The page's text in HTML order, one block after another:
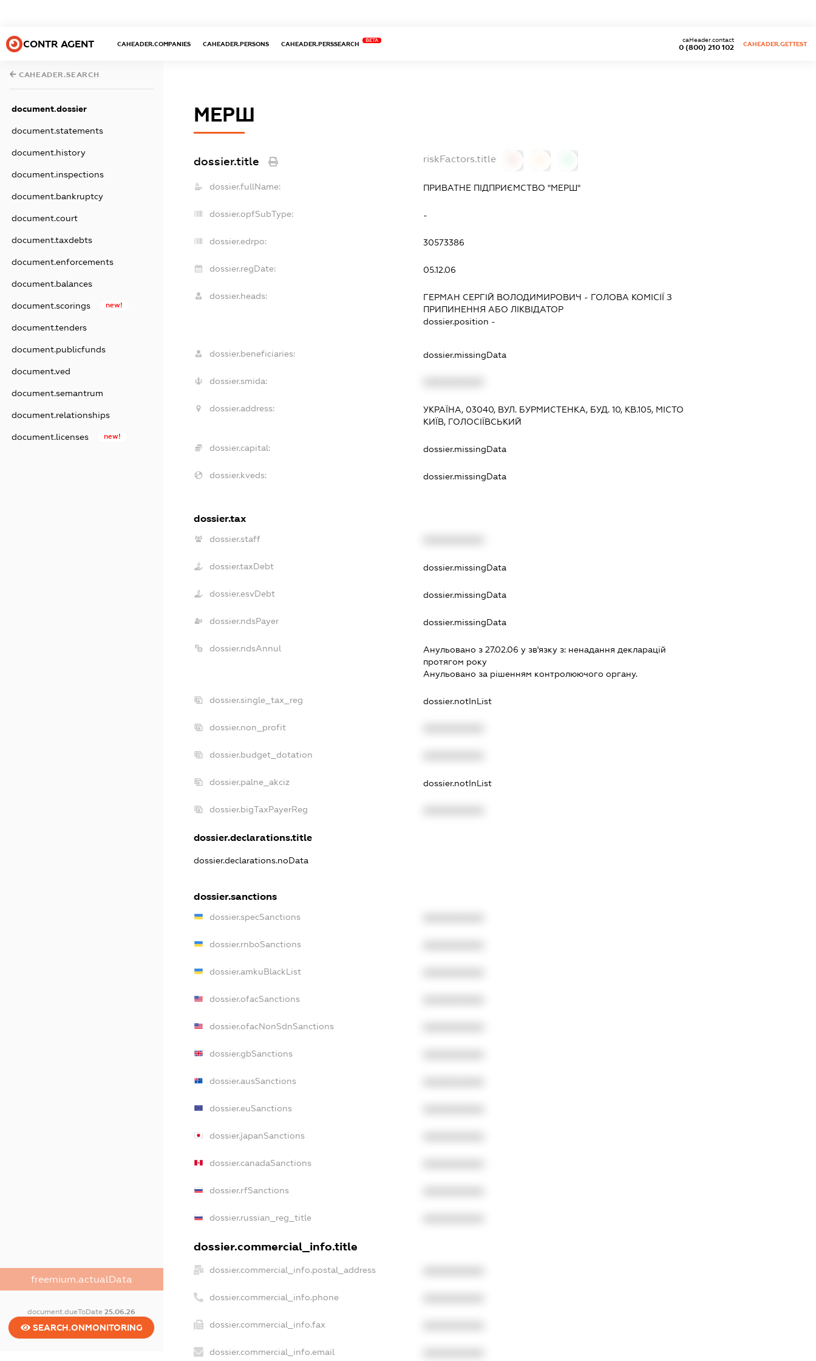
CONTR AGENT CAHEADER.COMPANIES CAHEADER.PERSONS CAHEADER.PERSSEARCH
BETA
0 (800) 210 102
caHeader.contact
CAHEADER.GETTEST
CAHEADER.SEARCH
document.dossier
document.statements
document.history
document.inspections
document.bankruptcy
document.court
document.taxdebts
document.enforcements
document.balances
document.scorings new!
document.tenders
document.publicfunds
document.ved
document.semantrum
document.relationships
document.licenses new!
freemium.actualData
document.dueToDate25.06.26
SEARCH.ONMONITORING
МЕРШ
dossier.title riskFactors.title
dossier.fullName: ПРИВАТНЕ ПІДПРИЄМСТВО "МЕРШ"
dossier.opfSubType: -
dossier.edrpo: 30573386
dossier.regDate: 05.12.06
dossier.heads: ГЕРМАН СЕРГІЙ ВОЛОДИМИРОВИЧ - ГОЛОВА КОМІСІЇ З
ПРИПИНЕННЯ АБО ЛІКВІДАТОР
dossier.position -
dossier.beneficiaries: dossier.missingData
dossier.smida:
dossier.address:
УКРАЇНА, 03040, ВУЛ. БУРМИСТЕНКА, БУД. 10, КВ.105, МІСТО
КИЇВ, ГОЛОСІЇВСЬКИЙ
dossier.capital: dossier.missingData
dossier.kveds: dossier.missingData
dossier.tax
dossier.staff
dossier.taxDebt dossier.missingData
dossier.esvDebt dossier.missingData
dossier.ndsPayer dossier.missingData
dossier.ndsAnnul Анульовано з 27.02.06 у зв'язку з: ненадання декларацiй
протягом року
Анульовано за рiшенням контролюючого органу.
dossier.single_tax_reg dossier.notInList
dossier.non_profit
dossier.budget_dotation
dossier.palne_akciz dossier.notInList
dossier.bigTaxPayerReg
dossier.declarations.title
dossier.declarations.noData
dossier.sanctions
dossier.specSanctions
dossier.rnboSanctions
dossier.amkuBlackList
dossier.ofacSanctions
dossier.ofacNonSdnSanctions
dossier.gbSanctions
dossier.ausSanctions
dossier.euSanctions
dossier.japanSanctions
dossier.canadaSanctions
dossier.rfSanctions
dossier.russian_reg_title
dossier.commercial_info.title
dossier.commercial_info.postal_address
dossier.commercial_info.phone
dossier.commercial_info.fax
dossier.commercial_info.email